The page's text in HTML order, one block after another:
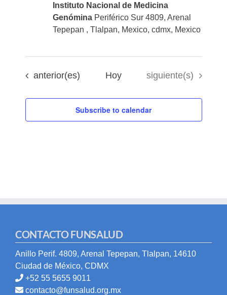
Instituto Nacional de Medicina
Genómina Periférico Sur 4809, Arenal
Tepepan , Tlalpan, Mexico, cdmx, Mexico
Eventos
anterior(es) Hoy Eventos
siguiente(s)
Subscribe to calendar
CONTACTO FUNSALUD
Anillo Perif. 4809, Arenal Tepepan, Tlalpan, 14610
Ciudad de México, CDMX
+52 55 5655 9011
contacto@funsalud.org.mx